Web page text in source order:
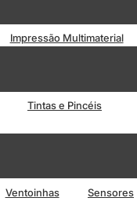
Impressão Multimaterial
Tintas e Pincéis
Ventoinhas Sensores